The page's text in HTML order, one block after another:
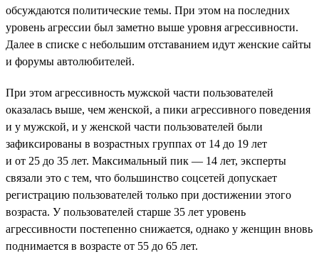
обсуждаются политические темы. При этом на последних
уровень агрессии был заметно выше уровня агрессивности.
Далее в списке с небольшим отставанием идут женские сайты
и форумы автолюбителей.
При этом агрессивность мужской части пользователей
оказалась выше, чем женской, а пики агрессивного поведения
и у мужской, и у женской части пользователей были
зафиксированы в возрастных группах от 14 до 19 лет
и от 25 до 35 лет. Максимальный пик — 14 лет, эксперты
связали это с тем, что большинство соцсетей допускает
регистрацию пользователей только при достижении этого
возраста. У пользователей старше 35 лет уровень
агрессивности постепенно снижается, однако у женщин вновь
поднимается в возрасте от 55 до 65 лет.